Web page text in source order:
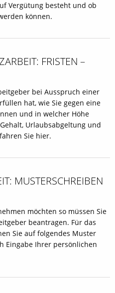
Vergütung besteht und ob
können.
FRISTEN –
bei Ausspruch einer
hat, wie Sie gegen eine
und in welcher Höhe
Urlaubsabgeltung und
Sie hier.
MUSTERSCHREIBEN
möchten so müssen Sie
beantragen. Für das
Sie auf folgendes Muster
Eingabe Ihrer persönlichen